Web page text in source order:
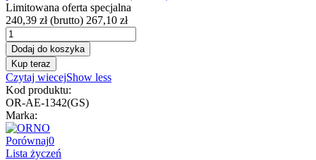
Limitowana oferta specjalna
240,39 zł (brutto) 267,10 zł
Dodaj do koszyka
Kup teraz
Czytaj wiecejShow less
Kod produktu:
OR-AE-1342(GS)
Marka:
Porównaj0
Lista życzeń